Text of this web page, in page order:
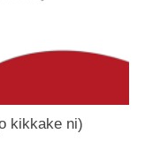
kikkake ni)